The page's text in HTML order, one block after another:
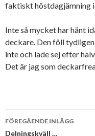
faktiskt höstdagjämning
Inte så mycket har hänt
deckare. Den föll
inte och lade sej efter
Det är jag som
FÖREGÅENDE INLÄGG
Delningskväll …